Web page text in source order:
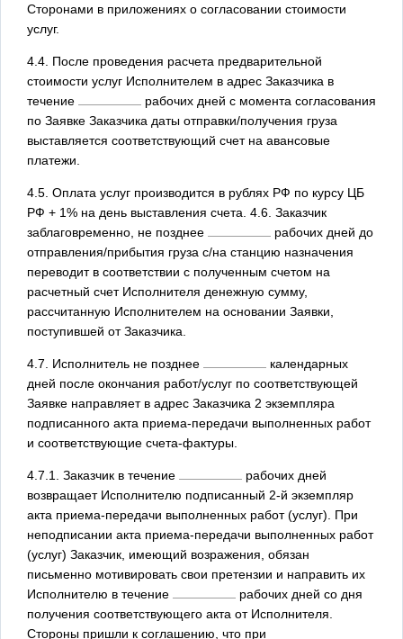
Сторонами в приложениях о согласовании стоимости
услуг.
4.4. После проведения расчета предварительной
стоимости услуг Исполнителем в адрес Заказчика в
течение
рабочих дней с момента согласования
по Заявке Заказчика даты отправки/получения груза
выставляется соответствующий счет на авансовые
платежи.
4.5. Оплата услуг производится в рублях РФ по курсу ЦБ
РФ + 1% на день выставления счета. 4.6. Заказчик
заблаговременно, не позднее
рабочих дней до
отправления/прибытия груза с/на станцию назначения
переводит в соответствии с полученным счетом на
расчетный счет Исполнителя денежную сумму,
рассчитанную Исполнителем на основании Заявки,
поступившей от Заказчика.
4.7. Исполнитель не позднее
календарных
дней после окончания работ/услуг по соответствующей
Заявке направляет в адрес Заказчика 2 экземпляра
подписанного акта приема-передачи выполненных работ
и соответствующие счета-фактуры.
4.7.1. Заказчик в течение
рабочих дней
возвращает Исполнителю подписанный 2-й экземпляр
акта приема-передачи выполненных работ (услуг). При
неподписании акта приема-передачи выполненных работ
(услуг) Заказчик, имеющий возражения, обязан
письменно мотивировать свои претензии и направить их
Исполнителю в течение
рабочих дней со дня
получения соответствующего акта от Исполнителя.
Стороны пришли к соглашению, что при